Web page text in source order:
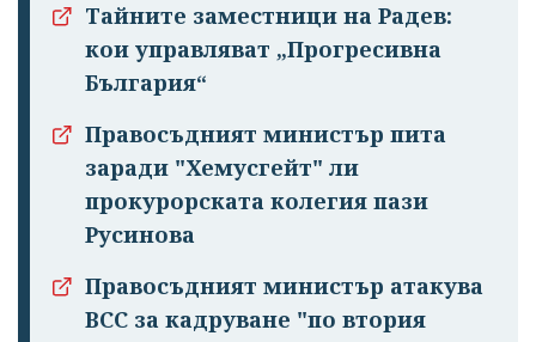
Тайните заместници на Радев:
кои управляват „Прогресивна
България“
Правосъдният министър пита
заради "Хемусгейт" ли
прокурорската колегия пази
Русинова
Правосъдният министър атакува
ВСС за кадруване "по втория